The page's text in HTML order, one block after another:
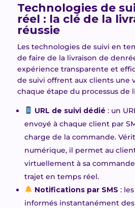
Technologies de
réel : la clé de la
réussie
Les technologies de suivi en
de faire de la livraison de
expérience transparente et
de suivi offrent aux clients une
chaque étape du processus de
URL de suivi dédié : un
envoyé à chaque client par
charge de la commande.
numérique, il permet au
virtuellement à sa
trajet en temps réel.
Notifications par SMS :
informés instantanément